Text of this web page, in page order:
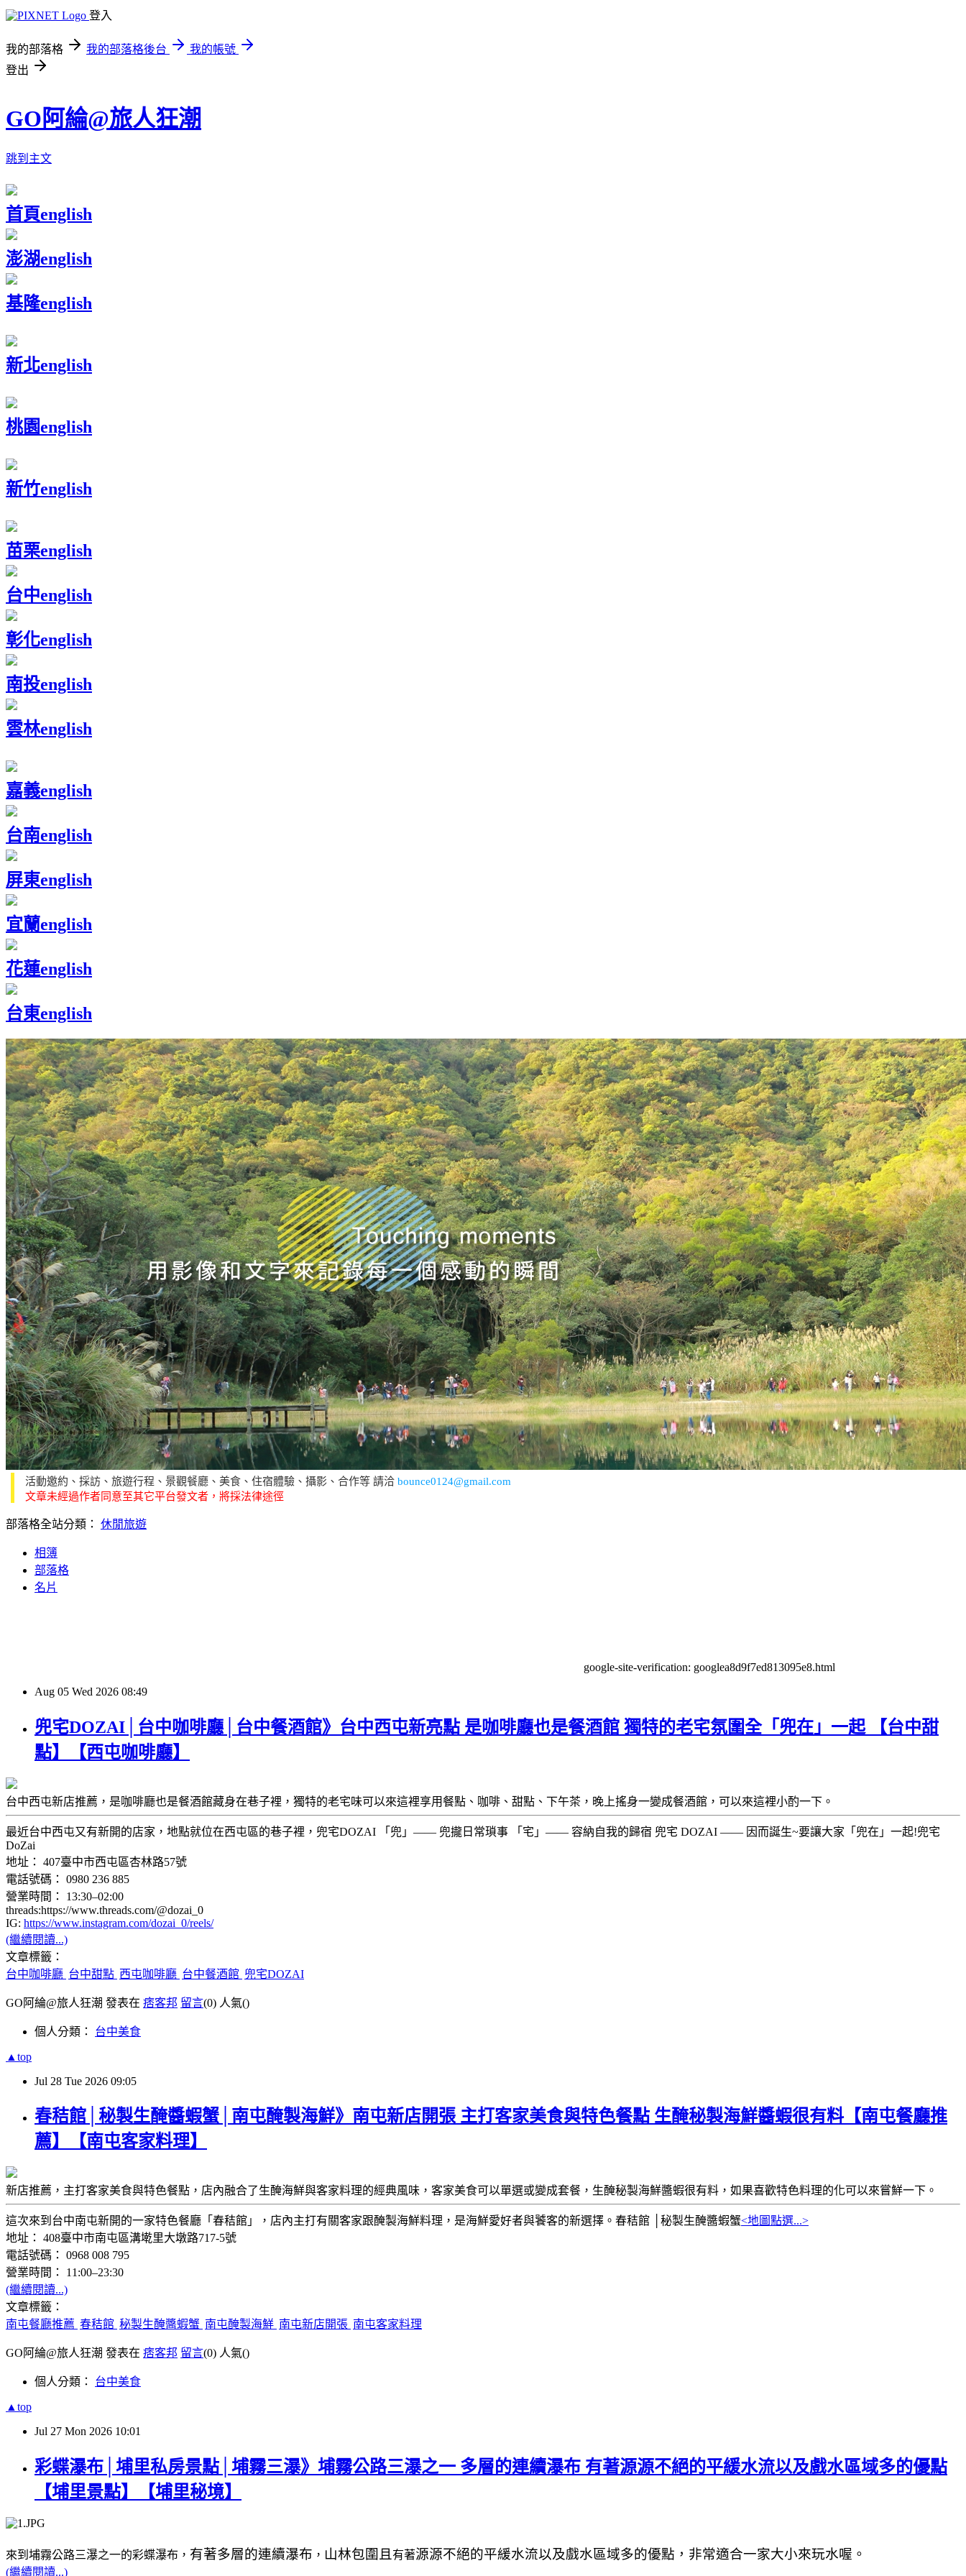
登入
我的部落格 我的部落格後台
我的帳號
登出
GO阿綸@旅人狂潮
跳到主文
首頁english
澎湖english
基隆english
新北english
桃園english
新竹english
苗栗english
台中english
彰化english
南投english
雲林english
嘉義english
台南english
屏東english
宜蘭english
花蓮english
台東english
活動邀約、採訪、旅遊行程、景觀餐廳、美食、住宿體驗、攝影、合作等 請洽 bounce0124@gmail.com
文章未經過作者同意至其它平台發文者，將採法律途徑
部落格全站分類： 休閒旅遊
相簿
部落格
名片
google-site-verification: googlea8d9f7ed813095e8.html
Aug 05 Wed 2026 08:49
兜宅DOZAI│台中咖啡廳│台中餐酒館》台中西屯新亮點 是咖啡廳也是餐酒館 獨特的老宅氛圍全「兜在」一起 【台中甜
點】【西屯咖啡廳】
台中西屯新店推薦，是咖啡廳也是餐酒館藏身在巷子裡，獨特的老宅味可以來這裡享用餐點、咖啡、甜點、下午茶，晚上搖身一變成餐酒館，可以來這裡小酌一下。
最近台中西屯又有新開的店家，地點就位在西屯區的巷子裡，兜宅DOZAI 「兜」—— 兜攏日常瑣事 「宅」—— 容納自我的歸宿 ​​兜宅 DOZAI —— 因而誕生~要讓大家「兜在」一起!兜宅
DoZai
地址： 407臺中市西屯區杏林路57號
電話號碼： 0980 236 885
營業時間： 13:30–02:00
threads:https://www.threads.com/@dozai_0
IG: https://www.instagram.com/dozai_0/reels/
(繼續閱讀...)
文章標籤：
台中咖啡廳 台中甜點 西屯咖啡廳 台中餐酒館 兜宅DOZAI
GO阿綸@旅人狂潮 發表在 痞客邦 留言(0) 人氣()
個人分類： 台中美食
▲top
Jul 28 Tue 2026 09:05
春秸館│秘製生醃醬蝦蟹│南屯醃製海鮮》南屯新店開張 主打客家美食與特色餐點 生醃秘製海鮮醬蝦很有料【南屯餐廳推
薦】【南屯客家料理】
新店推薦，主打客家美食與特色餐點，店內融合了生醃海鮮與客家料理的經典風味，客家美食可以單選或變成套餐，生醃秘製海鮮醬蝦很有料，如果喜歡特色料理的化可以來嘗鮮一下。
這次來到台中南屯新開的一家特色餐廳「春秸館」，店內主打有關客家跟醃製海鮮料理，是海鮮愛好者與饕客的新選擇。春秸館 │秘製生醃醬蝦蟹<地圖點選...>
地址： 408臺中市南屯區溝墘里大墩路717-5號
電話號碼： 0968 008 795
營業時間： 11:00–23:30
(繼續閱讀...)
文章標籤：
南屯餐廳推薦 春秸館 秘製生醃醬蝦蟹 南屯醃製海鮮 南屯新店開張 南屯客家料理
GO阿綸@旅人狂潮 發表在 痞客邦 留言(0) 人氣()
個人分類： 台中美食
▲top
Jul 27 Mon 2026 10:01
彩蝶瀑布│埔里私房景點│埔霧三瀑》埔霧公路三瀑之一 多層的連續瀑布 有著源源不絕的平緩水流以及戲水區域多的優點
【埔里景點】【埔里秘境】
來到埔霧公路三瀑之一的彩蝶瀑布， 有著多層的連續瀑布 ， 山林包圍且 有著源源不絕的平緩水流以及戲水區域多的優點， 非常適合一家大小來玩水喔。
(繼續閱讀...)